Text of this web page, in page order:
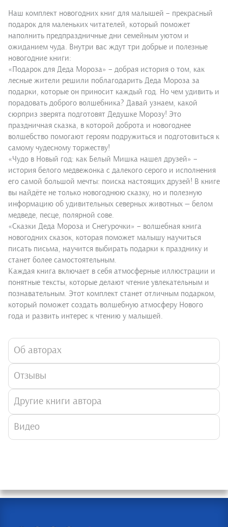
Наш комплект новогодних книг для малышей – прекрасный
подарок для маленьких читателей, который поможет
наполнить предпраздничные дни семейным уютом и
ожиданием чуда. Внутри вас ждут три добрые и полезные
новогодние книги:
«Подарок для Деда Мороза» – добрая история о том, как
лесные жители решили поблагодарить Деда Мороза за
подарки, которые он приносит каждый год. Но чем удивить и
порадовать доброго волшебника? Давай узнаем, какой
сюрприз зверята подготовят Дедушке Морозу! Это
праздничная сказка, в которой доброта и новогоднее
волшебство помогают героям подружиться и подготовиться к
самому чудесному торжеству!
«Чудо в Новый год: как Белый Мишка нашел друзей» –
история белого медвежонка с далекого серого и исполнения
его самой большой мечты: поиска настоящих друзей! В книге
вы найдёте не только новогоднюю сказку, но и полезную
информацию об удивительных северных животных — белом
медведе, песце, полярной сове.
«Сказки Деда Мороза и Снегурочки» – волшебная книга
новогодних сказок, которая поможет малышу научиться
писать письма, научится выбирать подарки к празднику и
станет более самостоятельным.
Каждая книга включает в себя атмосферные иллюстрации и
понятные тексты, которые делают чтение увлекательным и
познавательным. Этот комплект станет отличным подарком,
который поможет создать волшебную атмосферу Нового
года и развить интерес к чтению у малышей.
Об авторах
Отзывы
Другие книги автора
Видео